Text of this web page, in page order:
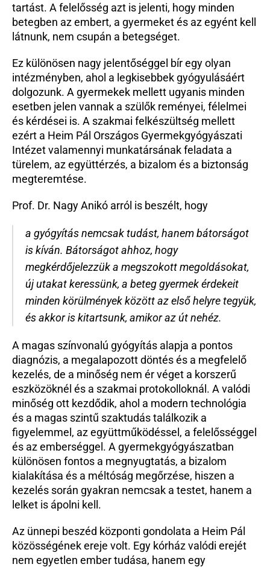
tartást. A felelősség azt is jelenti, hogy minden
betegben az embert, a gyermeket és az egyént kell
látnunk, nem csupán a betegséget.
Ez különösen nagy jelentőséggel bír egy olyan
intézményben, ahol a legkisebbek gyógyulásáért
dolgozunk. A gyermekek mellett ugyanis minden
esetben jelen vannak a szülők reményei, félelmei
és kérdései is. A szakmai felkészültség mellett
ezért a Heim Pál Országos Gyermekgyógyászati
Intézet valamennyi munkatársának feladata a
türelem, az együttérzés, a bizalom és a biztonság
megteremtése.
Prof. Dr. Nagy Anikó arról is beszélt, hogy
a gyógyítás nemcsak tudást, hanem bátorságot
is kíván. Bátorságot ahhoz, hogy
megkérdőjelezzük a megszokott megoldásokat,
új utakat keressünk, a beteg gyermek érdekeit
minden körülmények között az első helyre tegyük,
és akkor is kitartsunk, amikor az út nehéz.
A magas színvonalú gyógyítás alapja a pontos
diagnózis, a megalapozott döntés és a megfelelő
kezelés, de a minőség nem ér véget a korszerű
eszközöknél és a szakmai protokolloknál. A valódi
minőség ott kezdődik, ahol a modern technológia
és a magas szintű szaktudás találkozik a
figyelemmel, az együttműködéssel, a felelősséggel
és az emberséggel. A gyermekgyógyászatban
különösen fontos a megnyugtatás, a bizalom
kialakítása és a méltóság megőrzése, hiszen a
kezelés során gyakran nemcsak a testet, hanem a
lelket is ápolni kell.
Az ünnepi beszéd központi gondolata a Heim Pál
közösségének ereje volt. Egy kórház valódi erejét
nem egyetlen ember tudása, hanem egy